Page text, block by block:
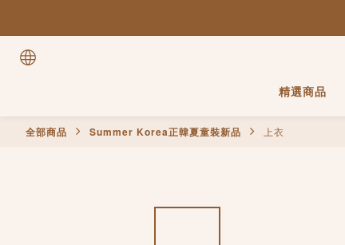
精選商品
全部商品 Summer Korea正韓夏童裝新品 上衣